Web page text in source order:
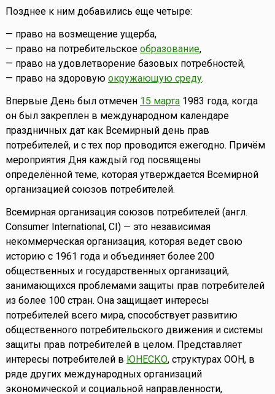
Позднее к ним добавились еще четыре:
— право на возмещение ущерба,
— право на потребительское образование,
— право на удовлетворение базовых потребностей,
— право на здоровую окружающую среду.
Впервые День был отмечен 15 марта1983 года, когда
он был закреплен в международном календаре
праздничных дат как Всемирный день прав
потребителей, и с тех пор проводится ежегодно. Причём
мероприятия Дня каждый год посвящены
определённой теме, которая утверждается Всемирной
организацией союзов потребителей.
Всемирная организация союзов потребителей (англ.
Consumer International, CI) — это независимая
некоммерческая организация, которая ведет свою
историю с 1961 года и объединяет более 200
общественных и государственных организаций,
занимающихся проблемами защиты прав потребителей
из более 100 стран. Она защищает интересы
потребителей всего мира, способствует развитию
общественного потребительского движения и системы
защиты прав потребителей в целом. Представляет
интересы потребителей в ЮНЕСКО, структурах ООН, в
ряде других международных организаций
экономической и социальной направленности,